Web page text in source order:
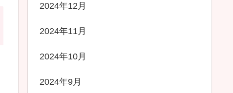
2024年12月
2024年11月
2024年10月
2024年9月